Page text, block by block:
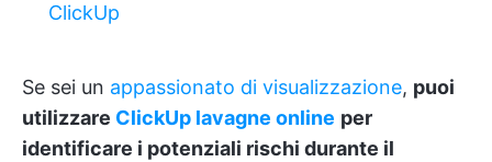
ClickUp
Se sei un appassionato di visualizzazione, puoi
utilizzare ClickUp lavagne online per
identificare i potenziali rischi durante il